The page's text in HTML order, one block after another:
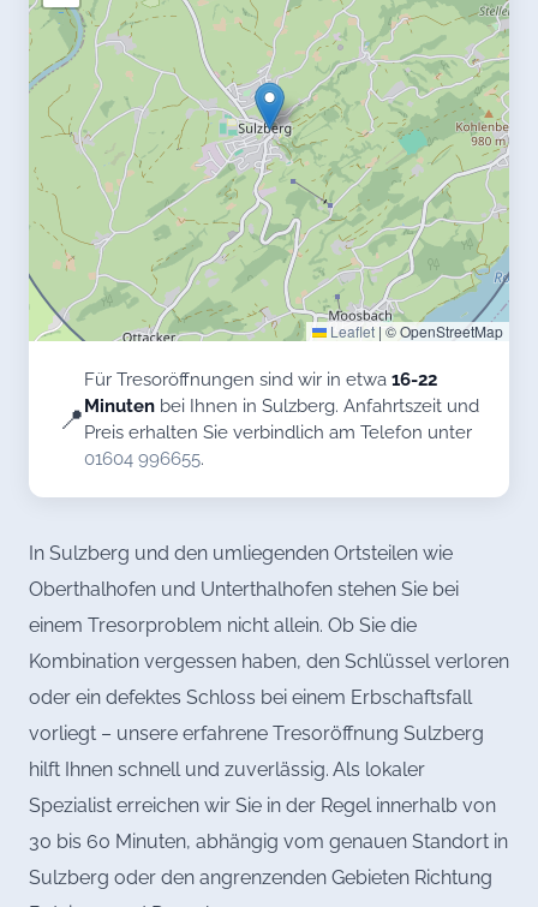
Leaflet | © OpenStreetMap
📍
Für Tresoröffnungen sind wir in etwa 16-22
Minuten bei Ihnen in Sulzberg. Anfahrtszeit und
Preis erhalten Sie verbindlich am Telefon unter
01604 996655.
In Sulzberg und den umliegenden Ortsteilen wie
Oberthalhofen und Unterthalhofen stehen Sie bei
einem Tresorproblem nicht allein. Ob Sie die
Kombination vergessen haben, den Schlüssel verloren
oder ein defektes Schloss bei einem Erbschaftsfall
vorliegt – unsere erfahrene Tresoröffnung Sulzberg
hilft Ihnen schnell und zuverlässig. Als lokaler
Spezialist erreichen wir Sie in der Regel innerhalb von
30 bis 60 Minuten, abhängig vom genauen Standort in
Sulzberg oder den angrenzenden Gebieten Richtung